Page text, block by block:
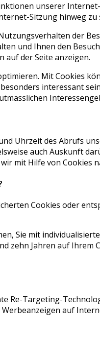
unserer
Sitzung hinweg zu
der
und Ihnen den
der Seite anzeigen.
Mit Cookies
interessant
Uhrzeit des Abrufs
auch Auskunft
mit Hilfe von
Cookies oder
Sie mit
zehn Jahren auf
Re-Targeting-
auf